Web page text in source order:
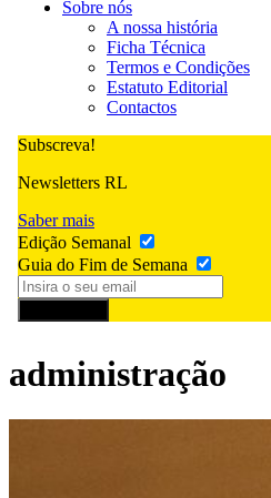
Sobre nós
A nossa história
Ficha Técnica
Termos e Condições
Estatuto Editorial
Contactos
Subscreva!
Newsletters RL
Saber mais
Edição Semanal
Guia do Fim de Semana
administração